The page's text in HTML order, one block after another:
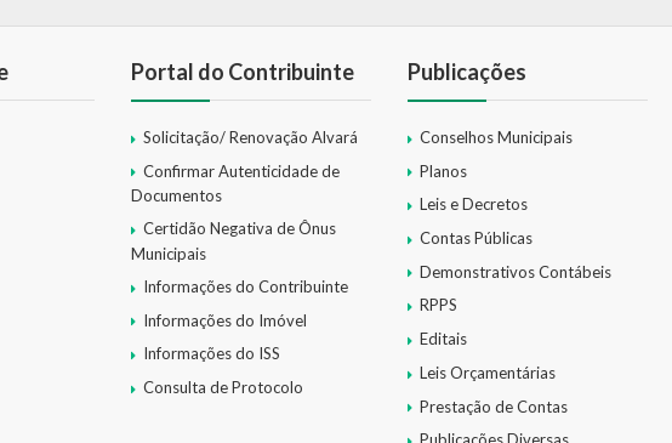
Portal do Contribuinte
Solicitação/ Renovação Alvará
Confirmar Autenticidade de
Documentos
Certidão Negativa de Ônus
Municipais
Informações do Contribuinte
Informações do Imóvel
Informações do ISS
Consulta de Protocolo
Publicações
Conselhos Municipais
Planos
Leis e Decretos
Contas Públicas
Demonstrativos Contábeis
RPPS
Editais
Leis Orçamentárias
Prestação de Contas